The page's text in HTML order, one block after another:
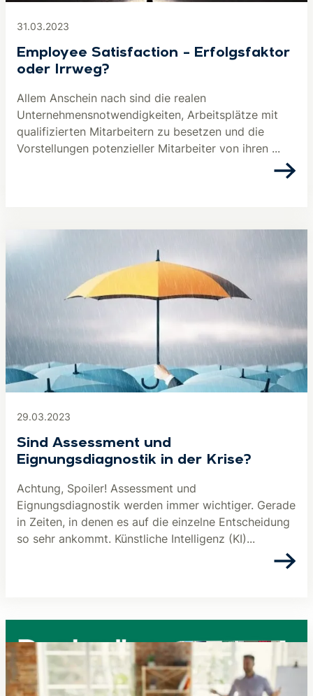
31.03.2023
Employee Satisfaction – Erfolgsfaktor
oder Irrweg?
Allem Anschein nach sind die realen
Unternehmensnotwendigkeiten, Arbeitsplätze mit
qualifizierten Mitarbeitern zu besetzen und die
Vorstellungen potenzieller Mitarbeiter von ihren ...
29.03.2023
Sind Assessment und
Eignungsdiagnostik in der Krise?
Achtung, Spoiler! Assessment und
Eignungsdiagnostik werden immer wichtiger. Gerade
in Zeiten, in denen es auf die einzelne Entscheidung
so sehr ankommt. Künstliche Intelligenz (KI)...